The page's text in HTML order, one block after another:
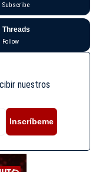
Subscribe
Threads
Follow
nuestros
Inscríbeme